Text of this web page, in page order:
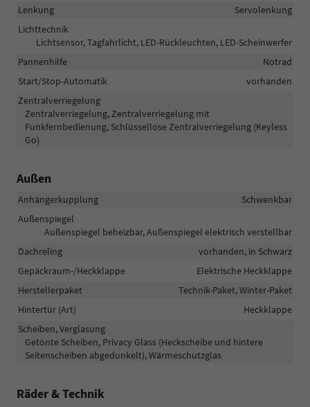
Lenkung
Servolenkung
Lichttechnik
Lichtsensor, Tagfahrlicht, LED-Rückleuchten, LED-Scheinwerfer
Pannenhilfe
Notrad
Start/Stop-Automatik
vorhanden
Zentralverriegelung
Zentralverriegelung, Zentralverriegelung mit
Funkfernbedienung, Schlüssellose Zentralverriegelung (Keyless
Go)
Außen
Anhängerkupplung
Schwenkbar
Außenspiegel
Außenspiegel beheizbar, Außenspiegel elektrisch verstellbar
Dachreling
vorhanden, in Schwarz
Gepäckraum-/Heckklappe
Elektrische Heckklappe
Herstellerpaket
Technik-Paket, Winter-Paket
Hintertür (Art)
Heckklappe
Scheiben, Verglasung
Getönte Scheiben, Privacy Glass (Heckscheibe und hintere
Seitenscheiben abgedunkelt), Wärmeschutzglas
Räder & Technik